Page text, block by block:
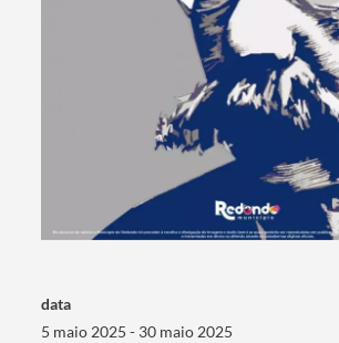
Termo de Pesquisa
Categorias gerais
data
5 maio 2025 - 30 maio 2025